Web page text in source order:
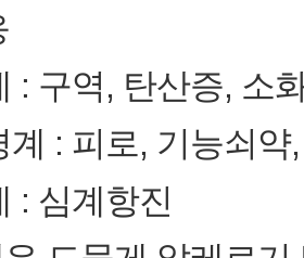
: 구역, 탄산증, 소
계 : 피로, 기능쇠
: 심계항진